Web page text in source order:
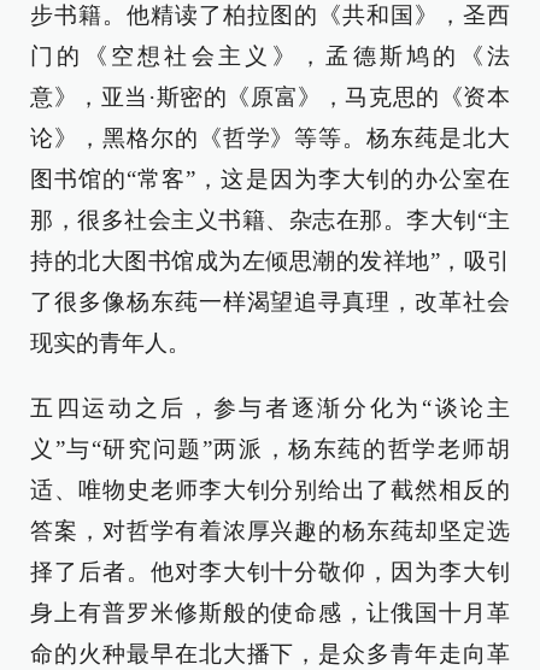
步书籍。他精读了柏拉图的《共和国》，圣西
门的《空想社会主义》，孟德斯鸠的《法
意》，亚当·斯密的《原富》，马克思的《资本
论》，黑格尔的《哲学》等等。杨东莼是北大
图书馆的“常客”，这是因为李大钊的办公室在
那，很多社会主义书籍、杂志在那。李大钊“主
持的北大图书馆成为左倾思潮的发祥地”，吸引
了很多像杨东莼一样渴望追寻真理，改革社会
现实的青年人。
五四运动之后，参与者逐渐分化为“谈论主
义”与“研究问题”两派，杨东莼的哲学老师胡
适、唯物史老师李大钊分别给出了截然相反的
答案，对哲学有着浓厚兴趣的杨东莼却坚定选
择了后者。他对李大钊十分敬仰，因为李大钊
身上有普罗米修斯般的使命感，让俄国十月革
命的火种最早在北大播下，是众多青年走向革